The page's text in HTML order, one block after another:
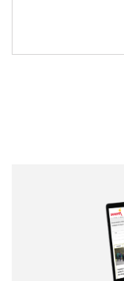
Correo